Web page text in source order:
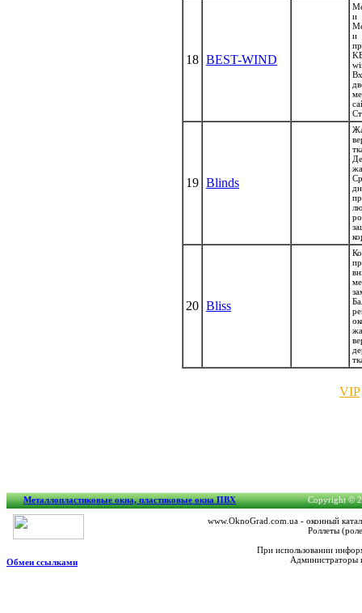
18 BEST-WIND
и
и
19 Blinds
20 Bliss
VIP
Металлопластиковые окна, пластиковые окна ПВХ Copyright ©
www.OknoGrad.com.ua - оконный
Роллеты
При использовании
Администраторы
Обмен ссылками